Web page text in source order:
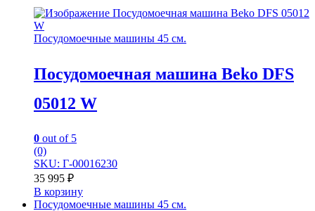
Посудомоечные машины 45 см.
Посудомоечная машина Beko DFS
05012 W
0 out of 5
(0)
SKU: Г-00016230
35 995 ₽
В корзину
Посудомоечные машины 45 см.